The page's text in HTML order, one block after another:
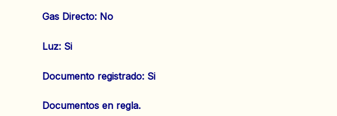
‌Gas Directo: No
‌Luz: Si
Documento registrado: Si
Documentos en regla.